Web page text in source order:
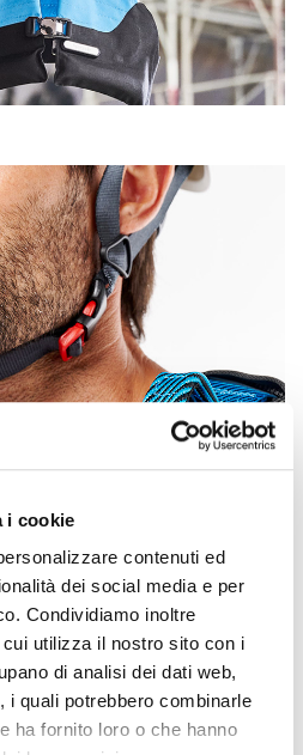
i cookie
contenuti ed
dei social media e per
Condividiamo inoltre
utilizza il nostro sito con i
di analisi dei dati web,
i quali potrebbero combinarle
ha fornito loro o che hanno